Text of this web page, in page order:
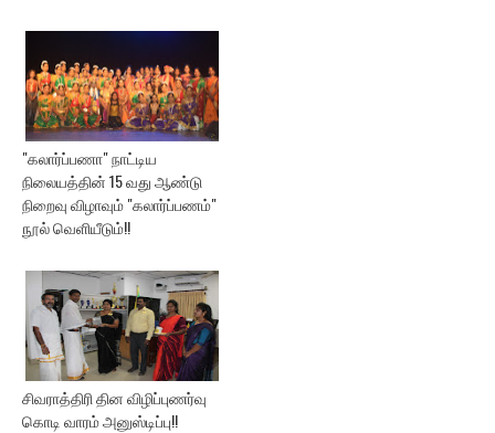
"கலார்ப்பணா" நாட்டிய
நிலையத்தின் 15 வது ஆண்டு
நிறைவு விழாவும் "கலார்ப்பணம்"
நூல் வெளியீடும்!!
சிவராத்திரி தின விழிப்புணர்வு
கொடி வாரம் அனுஸ்டிப்பு!!